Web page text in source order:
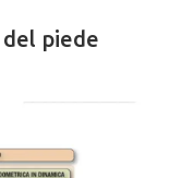
piede